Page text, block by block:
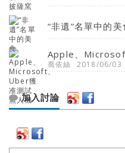
“非遺”名單中的美
Apple、
喬依絲 2018/06/03
加入討論